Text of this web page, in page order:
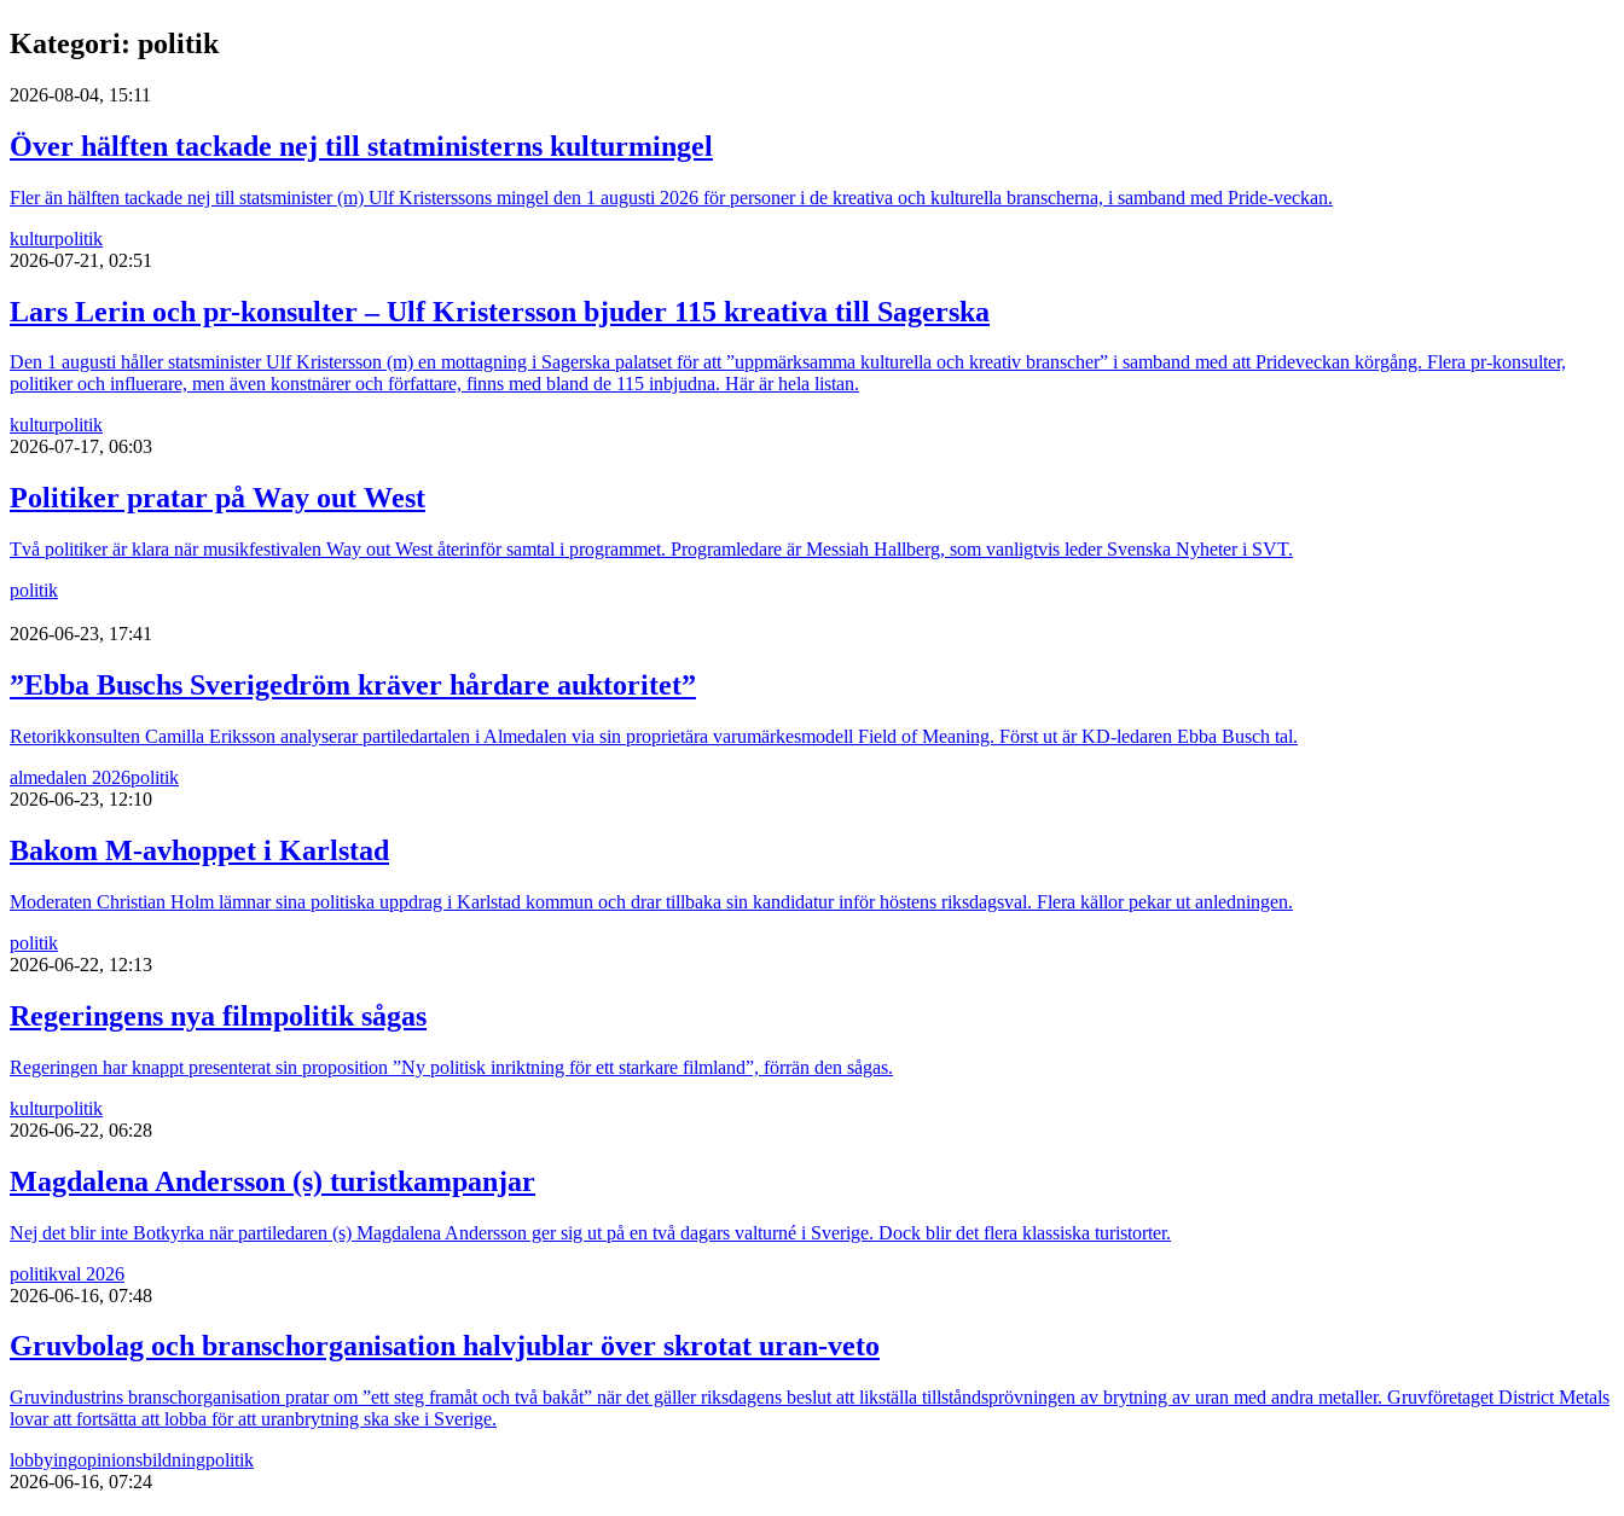
Kategori: politik
2026-08-04, 15:11
Över hälften tackade nej till statministerns kulturmingel
Fler än hälften tackade nej till statsminister (m) Ulf Kristerssons mingel den 1 augusti 2026 för personer i de kreativa och kulturella branscherna, i samband med Pride-veckan.
kulturpolitik
2026-07-21, 02:51
Lars Lerin och pr-konsulter – Ulf Kristersson bjuder 115 kreativa till Sagerska
Den 1 augusti håller statsminister Ulf Kristersson (m) en mottagning i Sagerska palatset för att ”uppmärksamma kulturella och kreativ branscher” i samband med att Prideveckan körgång. Flera pr-konsulter,
politiker och influerare, men även konstnärer och författare, finns med bland de 115 inbjudna. Här är hela listan.
kulturpolitik
2026-07-17, 06:03
Politiker pratar på Way out West
Två politiker är klara när musikfestivalen Way out West återinför samtal i programmet. Programledare är Messiah Hallberg, som vanligtvis leder Svenska Nyheter i SVT.
politik
2026-06-23, 17:41
”Ebba Buschs Sverigedröm kräver hårdare auktoritet”
Retorikkonsulten Camilla Eriksson analyserar partiledartalen i Almedalen via sin proprietära varumärkesmodell Field of Meaning. Först ut är KD-ledaren Ebba Busch tal.
almedalen 2026politik
2026-06-23, 12:10
Bakom M-avhoppet i Karlstad
Moderaten Christian Holm lämnar sina politiska uppdrag i Karlstad kommun och drar tillbaka sin kandidatur inför höstens riksdagsval. Flera källor pekar ut anledningen.
politik
2026-06-22, 12:13
Regeringens nya filmpolitik sågas
Regeringen har knappt presenterat sin proposition ”Ny politisk inriktning för ett starkare filmland”, förrän den sågas.
kulturpolitik
2026-06-22, 06:28
Magdalena Andersson (s) turistkampanjar
Nej det blir inte Botkyrka när partiledaren (s) Magdalena Andersson ger sig ut på en två dagars valturné i Sverige. Dock blir det flera klassiska turistorter.
politikval 2026
2026-06-16, 07:48
Gruvbolag och branschorganisation halvjublar över skrotat uran-veto
Gruvindustrins branschorganisation pratar om ”ett steg framåt och två bakåt” när det gäller riksdagens beslut att likställa tillståndsprövningen av brytning av uran med andra metaller. Gruvföretaget District Metals
lovar att fortsätta att lobba för att uranbrytning ska ske i Sverige.
lobbyingopinionsbildningpolitik
2026-06-16, 07:24